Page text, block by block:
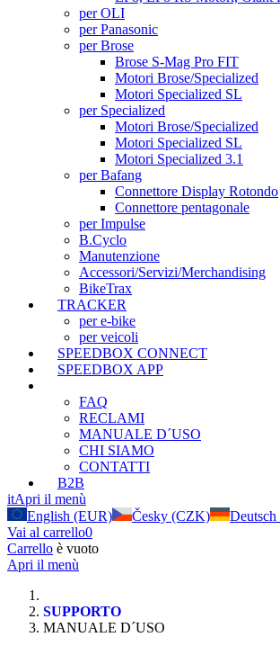
per OLI
per Panasonic
per Brose
Brose S-Mag Pro FIT
Motori Brose/Specialized
Motori Specialized SL
per Specialized
Motori Brose/Specialized
Motori Specialized SL
Motori Specialized 3.1
per Bafang
Connettore Display Rotondo
Connettore pentagonale
per Impulse
B.Cyclo
Manutenzione
Accessori/Servizi/Merchandising
BikeTrax
TRACKER
per e-bike
per veicoli
SPEEDBOX CONNECT
SPEEDBOX APP
FAQ
RECLAMI
MANUALE D´USO
CHI SIAMO
CONTATTI
B2B
itApri il menù
English (EUR)
Česky (CZK)
Vai al carrello0
Carrello è vuoto
Apri il menù
SUPPORTO
MANUALE D´USO